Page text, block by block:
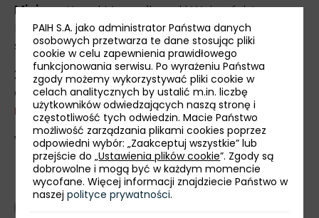
Miejsce:Urząd Marszałkowski Województwa
Podlaskiego, ul. Wyszyńskiego 1, 15-888 Białystok,
sala konferencyjna nr 115, I piętro
Zgłoszenia przyjmujemy do 10 czerwca 2025 r.
do godziny 14:00 poprzezformularz
rejestracyjny.
Więcej informacji:pmt@paih.gov.pl.
PAIH S.A. jako administrator Państwa danych
osobowych przetwarza te dane stosując pliki
cookie w celu zapewnienia prawidłowego
funkcjonowania serwisu. Po wyrażeniu Państwa
zgody możemy wykorzystywać pliki cookie w
celach analitycznych by ustalić m.in. liczbę
użytkowników odwiedzających naszą stronę i
częstotliwość tych odwiedzin. Macie Państwo
możliwość zarządzania plikami cookies poprzez
odpowiedni wybór: „Zaakceptuj wszystkie” lub
przejście do „Ustawienia plików cookie”. Zgody są
dobrowolne i mogą być w każdym momencie
wycofane. Więcej informacji znajdziecie Państwo w
naszejpolityce prywatności.